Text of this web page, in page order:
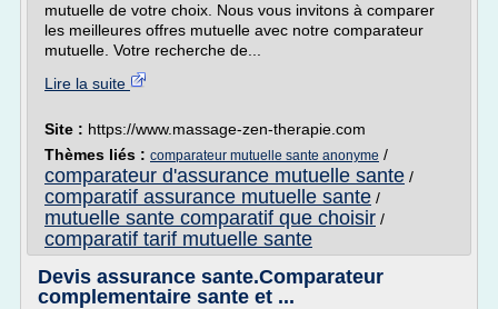
mutuelle de votre choix. Nous vous invitons à comparer
les meilleures offres mutuelle avec notre comparateur
mutuelle. Votre recherche de...
Lire la suite
Site : https://www.massage-zen-therapie.com
Thèmes liés : comparateur mutuelle sante anonyme /
comparateur d'assurance mutuelle sante /
comparatif assurance mutuelle sante /
mutuelle sante comparatif que choisir /
comparatif tarif mutuelle sante
Devis assurance sante.Comparateur
complementaire sante et ...